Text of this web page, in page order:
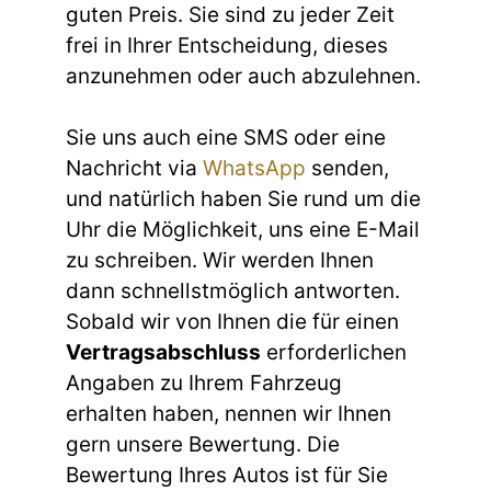
guten Preis. Sie sind zu jeder Zeit
frei in Ihrer Entscheidung, dieses
anzunehmen oder auch abzulehnen.
Sie uns auch eine SMS oder eine
Nachricht via WhatsApp senden,
und natürlich haben Sie rund um die
Uhr die Möglichkeit, uns eine E-Mail
zu schreiben. Wir werden Ihnen
dann schnellstmöglich antworten.
Sobald wir von Ihnen die für einen
Vertragsabschluss erforderlichen
Angaben zu Ihrem Fahrzeug
erhalten haben, nennen wir Ihnen
gern unsere Bewertung. Die
Bewertung Ihres Autos ist für Sie